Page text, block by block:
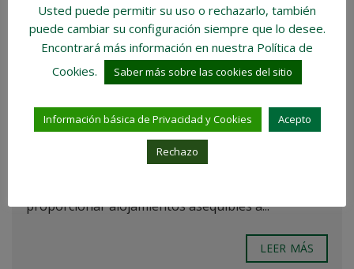
LA NECESIDAD DE VIVIENDA
LA VIVIENDA SOCIAL La vivienda social se refiere a
aquellas viviendas promovidas, financiadas y a
menudo, gestionadas por el sector público o
proporcionar alojamientos asequibles a...
LEER MÁS
Usted puede permitir su uso o rechazarlo, también
puede cambiar su configuración siempre que lo desee.
Encontrará más información en nuestra Política de
Cookies.
Saber más sobre las cookies del sitio
Información básica de Privacidad y Cookies Acepto
Rechazo